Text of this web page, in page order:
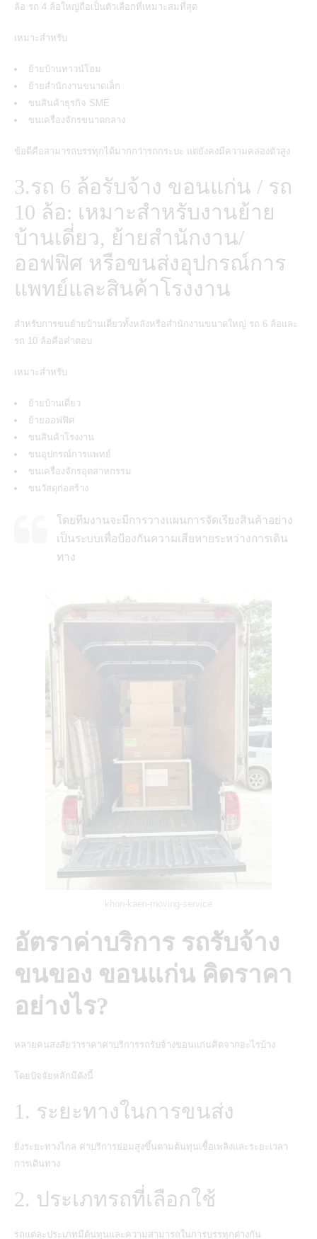
ล้อ รถ 4 ล้อใหญ่ถือเป็นตัวเลือกที่เหมาะสมที่สุด
เหมาะสำหรับ
ย้ายบ้านทาวน์โฮม
ย้ายสำนักงานขนาดเล็ก
ขนสินค้าธุรกิจ SME
ขนเครื่องจักรขนาดกลาง
ข้อดีคือสามารถบรรทุกได้มากกว่ารถกระบะ แต่ยังคงมีความคล่องตัวสูง
3.รถ 6 ล้อรับจ้าง ขอนแก่น / รถ
10 ล้อ: เหมาะสำหรับงานย้าย
บ้านเดี่ยว, ย้ายสำนักงาน/
ออฟฟิศ หรือขนส่งอุปกรณ์การ
แพทย์และสินค้าโรงงาน
สำหรับการขนย้ายบ้านเดี่ยวทั้งหลังหรือสำนักงานขนาดใหญ่ รถ 6 ล้อและ
รถ 10 ล้อคือคำตอบ
เหมาะสำหรับ
ย้ายบ้านเดี่ยว
ย้ายออฟฟิศ
ขนสินค้าโรงงาน
ขนอุปกรณ์การแพทย์
ขนเครื่องจักรอุตสาหกรรม
ขนวัสดุก่อสร้าง
โดยทีมงานจะมีการวางแผนการจัดเรียงสินค้าอย่าง
เป็นระบบเพื่อป้องกันความเสียหายระหว่างการเดิน
ทาง
khon-kaen-moving-service
อัตราค่าบริการ รถรับจ้าง
ขนของ ขอนแก่น คิดราคา
อย่างไร?
หลายคนสงสัยว่าราคาค่าบริการรถรับจ้างขอนแก่นคิดจากอะไรบ้าง
โดยปัจจัยหลักมีดังนี้
1. ระยะทางในการขนส่ง
ยิ่งระยะทางไกล ค่าบริการย่อมสูงขึ้นตามต้นทุนเชื้อเพลิงและระยะเวลา
การเดินทาง
2. ประเภทรถที่เลือกใช้
รถแต่ละประเภทมีต้นทุนและความสามารถในการบรรทุกต่างกัน